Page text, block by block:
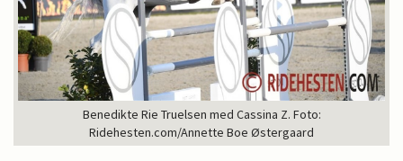
Benedikte Rie Truelsen med Cassina Z. Foto:
Ridehesten.com/Annette Boe Østergaard